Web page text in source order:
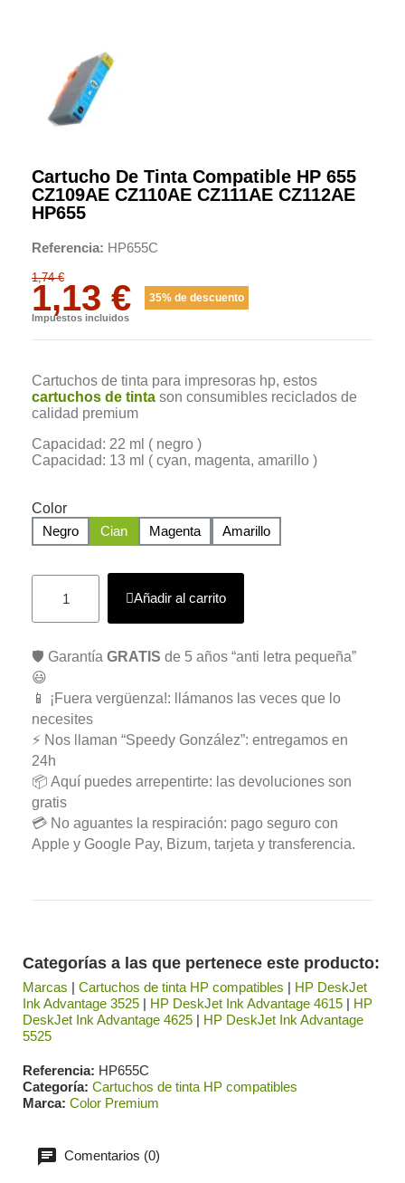
Cartucho De Tinta Compatible HP 655
CZ109AE CZ110AE CZ111AE CZ112AE
HP655
Referencia HP655C
1,74 €
1,13 € 35% de descuento
Impuestos incluidos
Cartuchos de tinta para impresoras hp, estos
cartuchos de tinta son consumibles reciclados de
calidad premium
Capacidad: 22 ml ( negro )
Capacidad: 13 ml ( cyan, magenta, amarillo )
Color
Negro
Cian Magenta Amarillo
Añadir al carrito
🛡️ Garantía GRATIS de 5 años “anti letra pequeña”
😃
📱 ¡Fuera vergüenza!: llámanos las veces que lo
necesites
⚡ Nos llaman “Speedy González”: entregamos en
24h
📦 Aquí puedes arrepentirte: las devoluciones son
gratis
💳 No aguantes la respiración: pago seguro con
Apple y Google Pay, Bizum, tarjeta y transferencia.
Categorías a las que pertenece este producto:
Marcas | Cartuchos de tinta HP compatibles | HP DeskJet
Ink Advantage 3525 | HP DeskJet Ink Advantage 4615 | HP
DeskJet Ink Advantage 4625 | HP DeskJet Ink Advantage
5525
Referencia HP655C
Categoría Cartuchos de tinta HP compatibles
Marca Color Premium
Comentarios (0)